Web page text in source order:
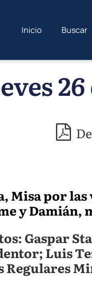
Inicio Buscar
Misa por las
y Damián,
Gaspar
Luis
Regulares